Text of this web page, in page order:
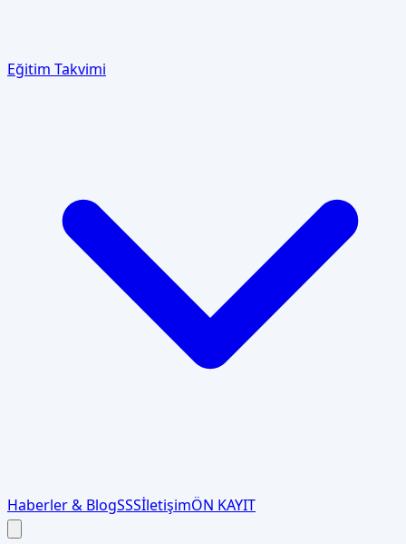
Eğitim Takvimi
Haberler & BlogSSSİletişimÖN KAYIT